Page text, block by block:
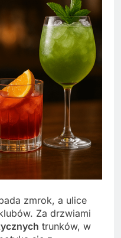
zmrok, a ulice
Za drzwiami
trunków, w